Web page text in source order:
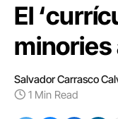
El
minories
Salvador Carrasco
1 Min Read